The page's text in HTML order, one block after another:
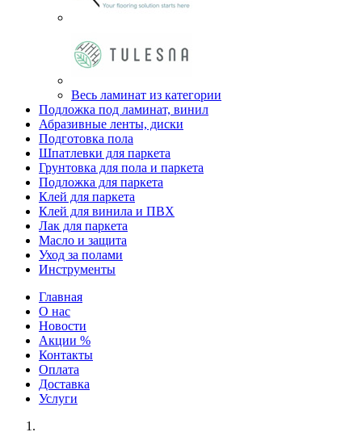
Весь ламинат из категории
Подложка под ламинат, винил
Абразивные ленты, диски
Подготовка пола
Шпатлевки для паркета
Грунтовка для пола и паркета
Подложка для паркета
Клей для паркета
Клей для винила и ПВХ
Лак для паркета
Масло и защита
Уход за полами
Инструменты
Главная
О нас
Новости
Акции %
Контакты
Оплата
Доставка
Услуги